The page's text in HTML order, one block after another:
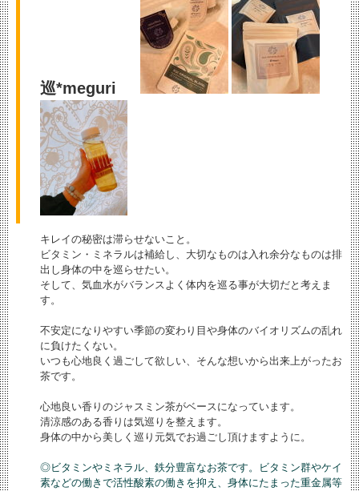
巡*meguri
キレイの秘密は滞らせないこと。
ビタミン・ミネラルは補給し、大切なものは入れ余分なものは排
出し身体の中を巡らせたい。
そして、気血水がバランスよく体内を巡る事が大切だと考えま
す。
不安定になりやすい季節の変わり目や身体のバイオリズムの乱れ
に負けたくない。
いつも心地良く過ごして欲しい、そんな想いから出来上がったお
茶です。
心地良い香りのジャスミン茶がベースになっています。
清涼感のある香りは気巡りを整えます。
身体の中から美しく巡り元気でお過ごし頂けますように。
◎ビタミンやミネラル、鉄分豊富なお茶です。ビタミン群やケイ
素などの働きで活性酸素の働きを抑え、身体にたまった重金属等